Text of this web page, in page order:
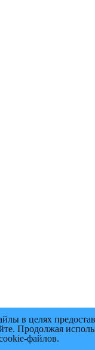
в целях
Продолжая
файлов.